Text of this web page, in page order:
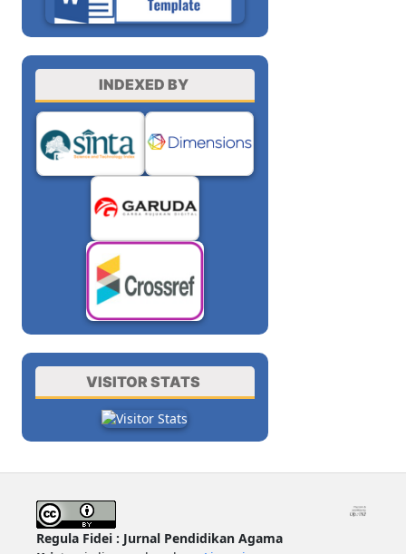
INDEXED BY
VISITOR STATS
Regula Fidei : Jurnal Pendidikan Agama